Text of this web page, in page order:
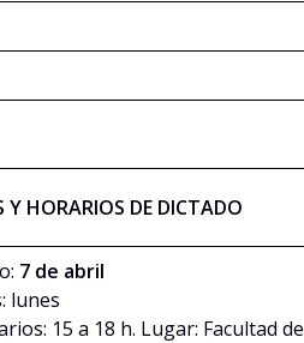
Y HORARIOS DE DICTADO
7 de abril
lunes
15 a 18 h. Lugar: Facultad de